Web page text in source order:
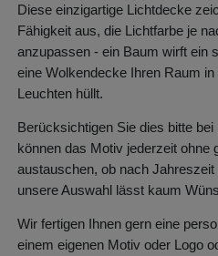
Diese einzigartige Lichtdecke
Fähigkeit aus, die Lichtfarbe je
anzupassen - ein Baum wirft ein
eine Wolkendecke Ihren Raum
Leuchten hüllt.
Berücksichtigen Sie dies bitte
können das Motiv jederzeit ohne
austauschen, ob nach
unsere Auswahl lässt kaum
Wir fertigen Ihnen gern eine
einem eigenen Motiv oder Logo